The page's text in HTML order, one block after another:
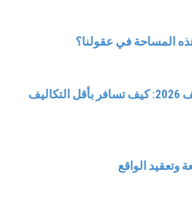
المساحة في عقولنا؟
دليل السفر الذكي لصيف 2026: كيف تسافر بأقل التكاليف
وتعقيد الواقع